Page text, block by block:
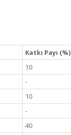
Katkı Payı (%)
10
-
10
-
40